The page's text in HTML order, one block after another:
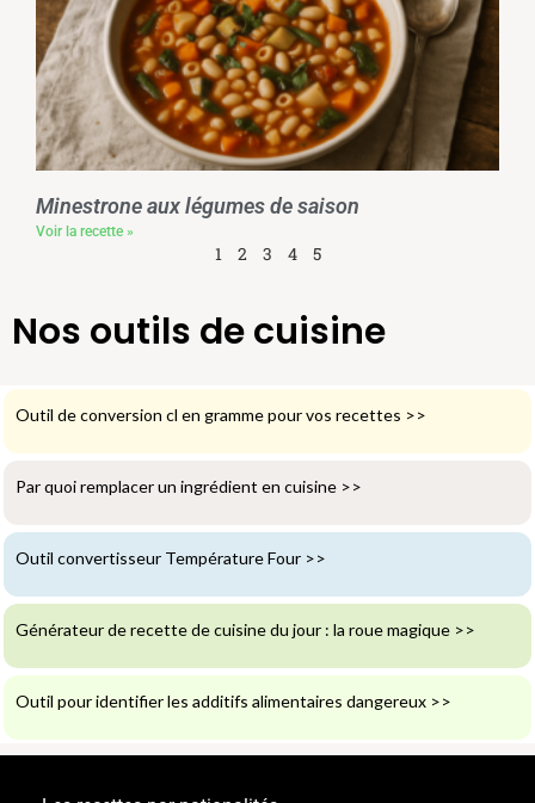
Minestrone aux légumes de saison
Voir la recette »
1 2 3 4 5
Nos outils de cuisine
Outil de conversion cl en gramme pour vos recettes >>
Par quoi remplacer un ingrédient en cuisine >>
Outil convertisseur Température Four >>
Générateur de recette de cuisine du jour : la roue magique >>
Outil pour identifier les additifs alimentaires dangereux >>